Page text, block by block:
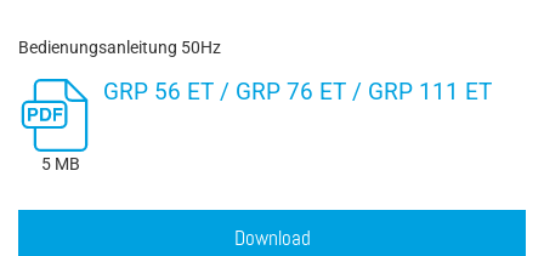
Bedienungsanleitung 50Hz
5 MB
GRP 56 ET / GRP 76 ET / GRP 111 ET
Download